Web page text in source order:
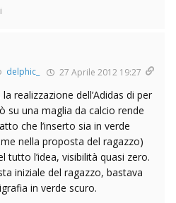
delphic_ 27 Aprile 2012 19:27
realizzazione dell’Adidas di per
su una maglia da calcio rende
che l’inserto sia in verde
nella proposta del ragazzo)
tutto l’idea, visibilità quasi zero.
iniziale del ragazzo, bastava
in verde scuro.